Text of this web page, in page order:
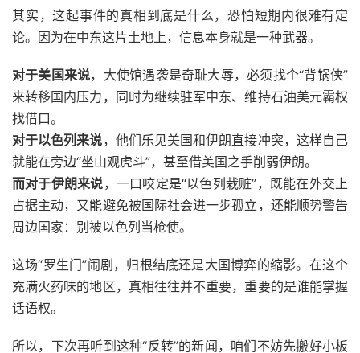
其实，这起事件的真相到底是什么，恐怕短期内很难有定
论。因为在中东这片土地上，信息本身就是一种武器。
对于美国来说，大使馆遇袭是奇耻大辱，必须找个“背锅侠”
来转移国内压力，同时为继续驻军中东、维持石油美元霸权
找借口。
对于以色列来说，他们乐见美国和伊朗直接冲突，这样自己
就能在旁边“坐山观虎斗”，甚至借美国之手削弱伊朗。
而对于伊朗来说，一口咬定是“以色列栽赃”，既能在外交上
占据主动，又能避免被国际社会进一步孤立，还能顺势警告
周边国家：别被以色列当枪使。
这场“罗生门”闹剧，归根结底还是大国博弈的缩影。在这个
充满火药味的地区，真相往往并不重要，重要的是谁能掌握
话语权。
所以，下次再听到这种“反转”的新闻，咱们不妨先搬好小板